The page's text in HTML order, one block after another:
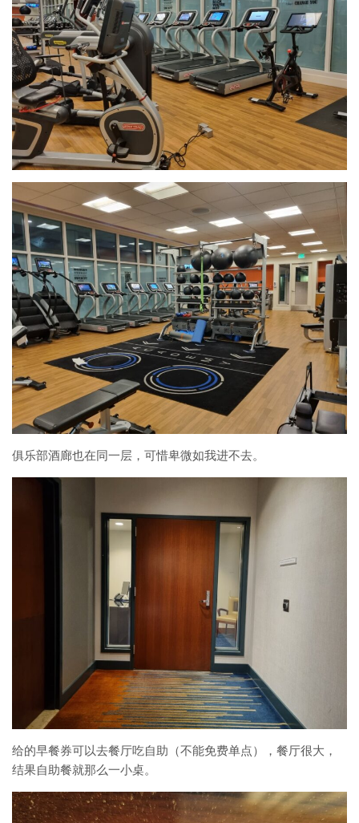
俱乐部酒廊也在同一层，可惜卑微如我进不去。
给的早餐券可以去餐厅吃自助（不能免费单点），餐厅很大，
结果自助餐就那么一小桌。